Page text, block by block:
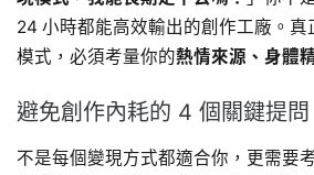
24 小時都能高效輸出的創作工廠。真
模式，必須考量你的熱情來源、身體
避免創作內耗的 4 個關鍵提問
不是每個變現方式都適合你，更需要